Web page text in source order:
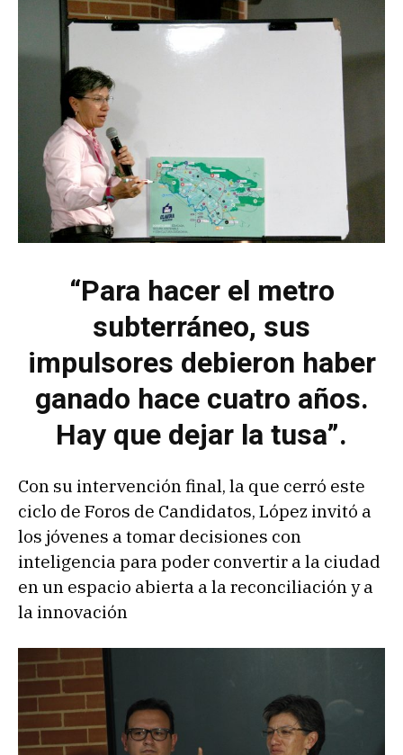
“Para hacer el metro
subterráneo, sus
impulsores debieron haber
ganado hace cuatro años.
Hay que dejar la tusa”.
Con su intervención final, la que cerró este
ciclo de Foros de Candidatos, López invitó a
los jóvenes a tomar decisiones con
inteligencia para poder convertir a la ciudad
en un espacio abierta a la reconciliación y a
la innovación